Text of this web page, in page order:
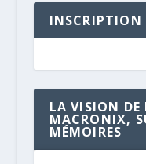
INSCRIPTION
LA VISION
MACRONIX,
MÉMOIRES